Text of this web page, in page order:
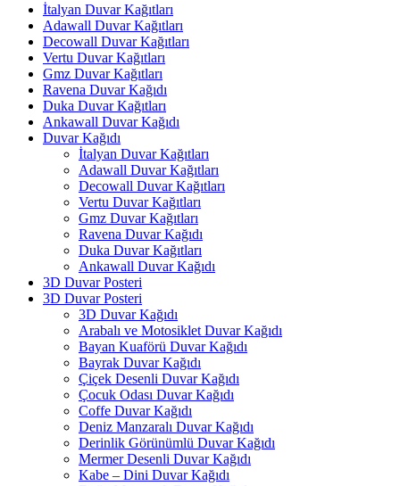
İtalyan Duvar Kağıtları
Adawall Duvar Kağıtları
Decowall Duvar Kağıtları
Vertu Duvar Kağıtları
Gmz Duvar Kağıtları
Ravena Duvar Kağıdı
Duka Duvar Kağıtları
Ankawall Duvar Kağıdı
Duvar Kağıdı
İtalyan Duvar Kağıtları
Adawall Duvar Kağıtları
Decowall Duvar Kağıtları
Vertu Duvar Kağıtları
Gmz Duvar Kağıtları
Ravena Duvar Kağıdı
Duka Duvar Kağıtları
Ankawall Duvar Kağıdı
3D Duvar Posteri
3D Duvar Posteri
3D Duvar Kağıdı
Arabalı ve Motosiklet Duvar Kağıdı
Bayan Kuaförü Duvar Kağıdı
Bayrak Duvar Kağıdı
Çiçek Desenli Duvar Kağıdı
Çocuk Odası Duvar Kağıdı
Coffe Duvar Kağıdı
Deniz Manzaralı Duvar Kağıdı
Derinlik Görünümlü Duvar Kağıdı
Mermer Desenli Duvar Kağıdı
Kabe – Dini Duvar Kağıdı